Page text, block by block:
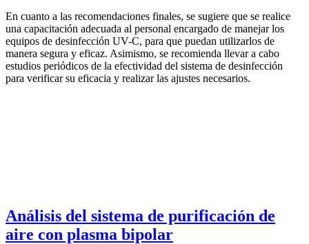
En cuanto a las recomendaciones finales, se sugiere que se realice
una capacitación adecuada al personal encargado de manejar los
equipos de desinfección UV-C, para que puedan utilizarlos de
manera segura y eficaz. Asimismo, se recomienda llevar a cabo
estudios periódicos de la efectividad del sistema de desinfección
para verificar su eficacia y realizar las ajustes necesarios.
Análisis del sistema de purificación de
aire con plasma bipolar